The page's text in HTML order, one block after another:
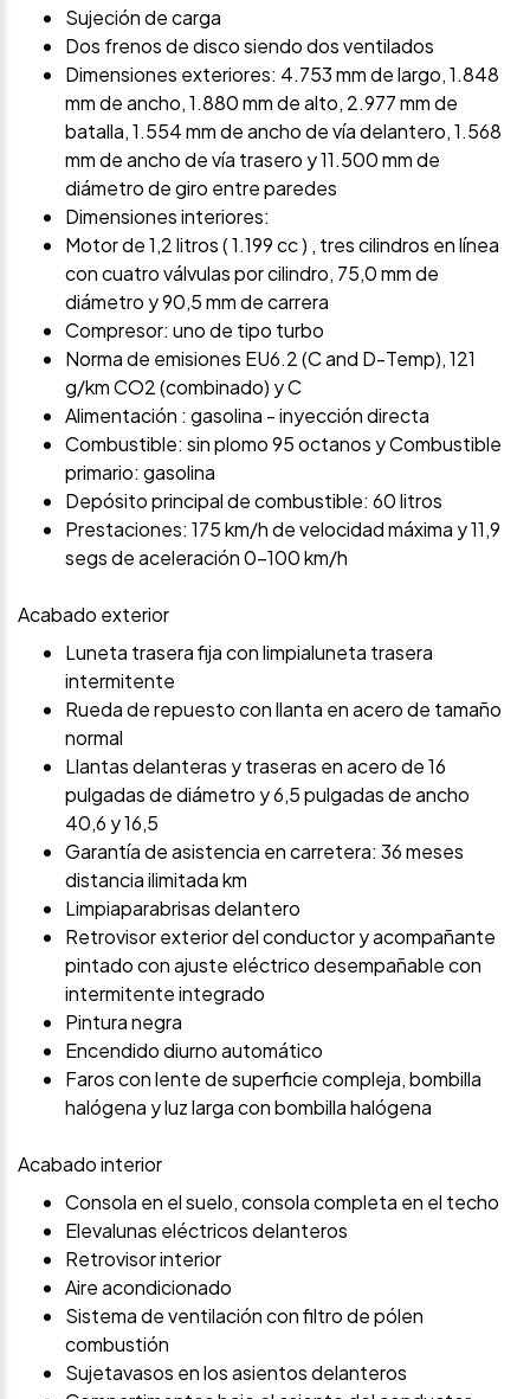
Sujeción de carga
Dos frenos de disco siendo dos ventilados
Dimensiones exteriores: 4.753 mm de largo, 1.848
mm de ancho, 1.880 mm de alto, 2.977 mm de
batalla, 1.554 mm de ancho de vía delantero, 1.568
mm de ancho de vía trasero y 11.500 mm de
diámetro de giro entre paredes
Dimensiones interiores:
Motor de 1,2 litros ( 1.199 cc ) , tres cilindros en línea
con cuatro válvulas por cilindro, 75,0 mm de
diámetro y 90,5 mm de carrera
Compresor: uno de tipo turbo
Norma de emisiones EU6.2 (C and D-Temp), 121
g/km CO2 (combinado) y C
Alimentación : gasolina - inyección directa
Combustible: sin plomo 95 octanos y Combustible
primario: gasolina
Depósito principal de combustible: 60 litros
Prestaciones: 175 km/h de velocidad máxima y 11,9
segs de aceleración 0-100 km/h
Acabado exterior
Luneta trasera fija con limpialuneta trasera
intermitente
Rueda de repuesto con llanta en acero de tamaño
normal
Llantas delanteras y traseras en acero de 16
pulgadas de diámetro y 6,5 pulgadas de ancho
40,6 y 16,5
Garantía de asistencia en carretera: 36 meses
distancia ilimitada km
Limpiaparabrisas delantero
Retrovisor exterior del conductor y acompañante
pintado con ajuste eléctrico desempañable con
intermitente integrado
Pintura negra
Encendido diurno automático
Faros con lente de superficie compleja, bombilla
halógena y luz larga con bombilla halógena
Acabado interior
Consola en el suelo, consola completa en el techo
Elevalunas eléctricos delanteros
Retrovisor interior
Aire acondicionado
Sistema de ventilación con filtro de pólen
combustión
Sujetavasos en los asientos delanteros